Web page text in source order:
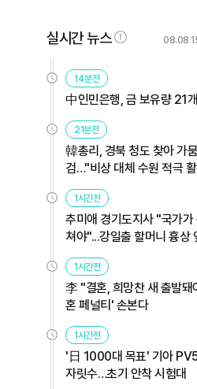
실시간 뉴스 08.08
14분전
中인민은행, 금 보유량 21
21분전
韓총리, 경북 청도 찾아 가
검…"비상 대체 수원 적극
1시간전
추미애 경기도지사 "국가가
쳐야"...강일출 할머니 흉상
1시간전
李 "결혼, 희망찬 새 출발돼
혼 페널티' 손본다
1시간전
'日 1000대 목표' 기아
자릿수…초기 안착 시험대